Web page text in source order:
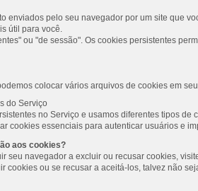
enviados pelo seu navegador por um site que
útil para você.
ou "de sessão". Os cookies persistentes
colocar vários arquivos de cookies em
do Serviço
no Serviço e usamos diferentes tipos de
cookies essenciais para autenticar usuários e
aos cookies?
seu navegador a excluir ou recusar cookies,
cookies ou se recusar a aceitá-los, talvez não